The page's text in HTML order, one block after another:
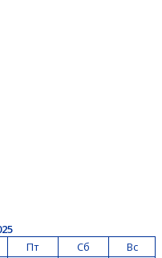
Пт Сб
Вс